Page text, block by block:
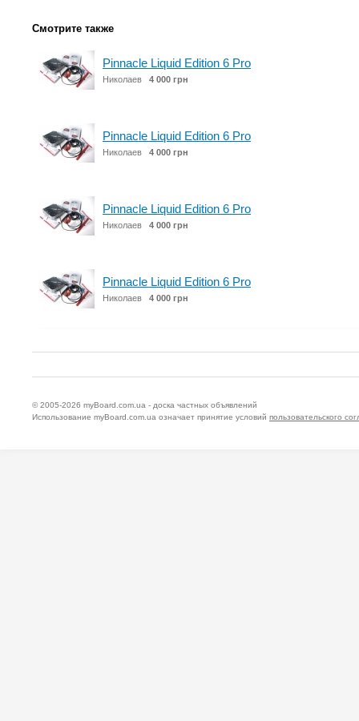
Смотрите также
Pinnacle Liquid Edition 6 Pro
Николаев 4 000 грн
Pinnacle Liquid Edition 6 Pro
Николаев 4 000 грн
Pinnacle Liquid Edition 6 Pro
Николаев 4 000 грн
Pinnacle Liquid Edition 6 Pro
Николаев 4 000 грн
© 2005-2026 myBoard.com.ua - доска частных объявлений
Использование myBoard.com.ua означает принятие условий пользовательского